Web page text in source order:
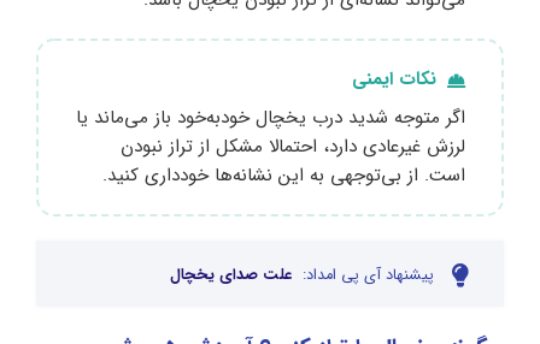
نکات ایمنی
اگر متوجه شدید درب یخچال خودبه‌خود باز می‌ماند یا
لرزش غیرعادی دارد، احتمالا مشکل از تراز نبودن
است. از بی‌توجهی به این نشانه‌ها خودداری کنید.
پیشنهاد آی پی امداد: علت صدای یخچال